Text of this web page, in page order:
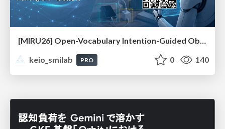
keio_smilab
PRO 0 140